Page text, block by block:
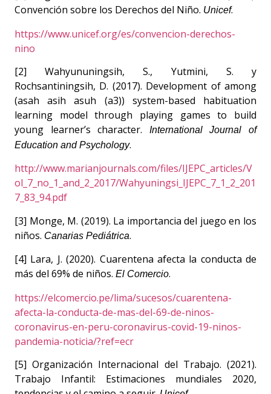
Convención sobre los Derechos del Niño. Unicef.
https://www.unicef.org/es/convencion-derechos-
nino
[2] Wahyununingsih, S., Yutmini, S. y
Rochsantiningsih, D. (2017). Development of among
(asah asih asuh (a3)) system-based habituation
learning model through playing games to build
young learner’s character.
International Journal of
Education and Psychology.
http://www.marianjournals.com/files/IJEPC_articles/V
ol_7_no_1_and_2_2017/Wahyuningsi_IJEPC_7_1_2_201
7_83_94.pdf
[3] Monge, M. (2019). La importancia del juego en los
niños. Canarias Pediátrica.
[4] Lara, J. (2020). Cuarentena afecta la conducta de
más del 69% de niños. El Comercio.
https://elcomercio.pe/lima/sucesos/cuarentena-
afecta-la-conducta-de-mas-del-69-de-ninos-
coronavirus-en-peru-coronavirus-covid-19-ninos-
pandemia-noticia/?ref=ecr
[5] Organización Internacional del Trabajo. (2021).
Trabajo Infantil: Estimaciones mundiales 2020,